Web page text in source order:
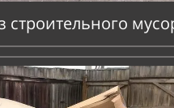
строительного